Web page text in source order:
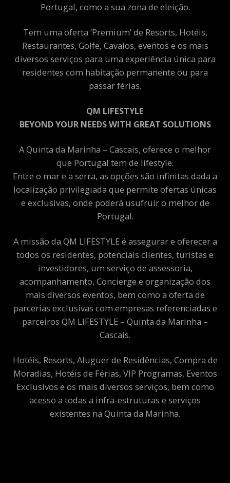
Portugal, como a sua zona de eleição.
Tem uma oferta ‘Premium’ de Resorts, Hotéis,
Restaurantes, Golfe, Cavalos, eventos e os mais
diversos serviços para uma experiência única para
residentes com habitação permanente ou para
passar férias.
QM LIFESTYLE
BEYOND YOUR NEEDS WITH GREAT SOLUTIONS
A Quinta da Marinha – Cascais, oferece o melhor
que Portugal tem de lifestyle.
Entre o mar e a serra, as opções são infinitas dada a
localização privilegiada que permite ofertas únicas
e exclusivas, onde poderá usufruir o melhor de
Portugal.
A missão da QM LIFESTYLE é assegurar e oferecer a
todos os residentes, potenciais clientes, turistas e
investidores, um serviço de assessoria,
acompanhamento, Concierge e organização dos
mais diversos eventos, bem como a oferta de
parcerias exclusivas com empresas referenciadas e
parceiros QM LIFESTYLE – Quinta da Marinha –
Cascais.
Hotéis, Resorts, Aluguer de Residências, Compra de
Moradias, Hotéis de Férias, VIP Programas, Eventos
Exclusivos e os mais diversos serviços, bem como
acesso a todas a infra-estruturas e serviços
existentes na Quinta da Marinha.